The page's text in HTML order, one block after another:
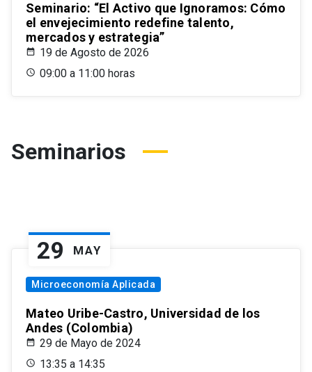
Seminario: “El Activo que Ignoramos: Cómo
el envejecimiento redefine talento,
mercados y estrategia”
19 de Agosto de 2026
09:00 a 11:00 horas
Seminarios
29 MAY
Microeconomía Aplicada
Mateo Uribe-Castro, Universidad de los
Andes (Colombia)
29 de Mayo de 2024
13:35 a 14:35